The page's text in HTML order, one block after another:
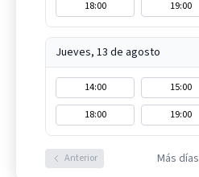
18:00 19:00
Jueves, 13 de agosto
14:00 15:00
18:00
19:00
Anterior Más días